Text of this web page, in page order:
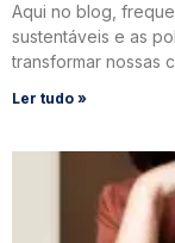
Aqui no blog,
sustentáveis e as
transformar nossas
Ler tudo »